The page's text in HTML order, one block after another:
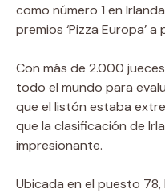
como número 1 en
premios ‘Pizza Europa’
Con más de 2.000
todo el mundo para
que el listón estaba
que la clasificación de
impresionante.
Ubicada en el puesto